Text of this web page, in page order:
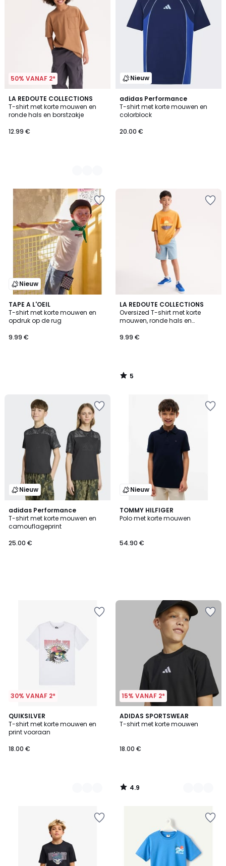
50% VANAF 2*
LA REDOUTE COLLECTIONS
T-shirt met korte mouwen en
ronde hals en borstzakje
12.99 €
3
Kleuren
Nieuw
adidas Performance
T-shirt met korte mouwen en
colorblock
20.00 €
Nieuw
TAPE A L'OEIL
T-shirt met korte mouwen en
opdruk op de rug
9.99 €
LA REDOUTE COLLECTIONS
Oversized T-shirt met korte
mouwen, ronde hals en
9.99 €
5
/
5
5
/
Nieuw
adidas Performance
T-shirt met korte mouwen en
camouflageprint
25.00 €
Nieuw
TOMMY HILFIGER
Polo met korte mouwen
54.90 €
30% VANAF 2*
QUIKSILVER
T-shirt met korte mouwen en
print vooraan
18.00 €
3
Kleuren
15% VANAF 2*
ADIDAS SPORTSWEAR
T-shirt met korte mouwen
18.00 €
4.9
/ 5
2
Kleuren
4.9
/